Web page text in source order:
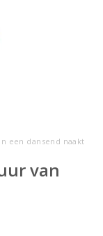
een dansend naakt
van